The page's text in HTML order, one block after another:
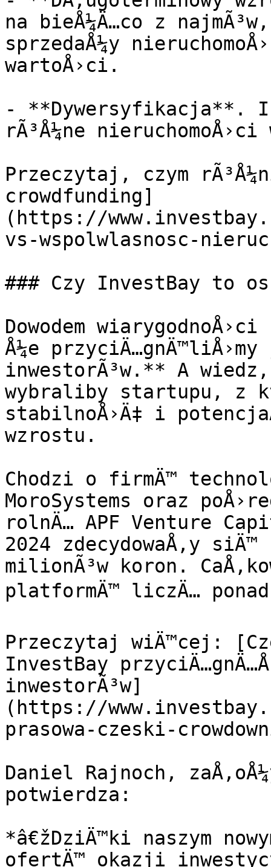
na bieÅ¼Ä…co z
sprzedaÅ¼y
wartoÅ›ci.
- **Dywersyfikacja**.
rÃ³Å¼ne
Przeczytaj, czym
crowdfunding]
(https://
vs-wspolwlasnosc-
### Czy InvestBay to
Dowodem
Å¼e
inwestorÃ³w.** A
wybraliby startupu, z
stabilnoÅ›Ä‡ i
wzrostu.
Chodzi o firmÄ™
MoroSystems oraz
rolnÄ… APF Venture
2024 zdecydowaÅ‚y
milionÃ³w koron.
platformÄ™ liczÄ… ponad
Przeczytaj wiÄ™cej:
InvestBay
inwestorÃ³w]
(https://
prasowa-czeski-
Daniel Rajnoch,
potwierdza:
*â€žDziÄ™ki naszym
ofertÄ™ okazji